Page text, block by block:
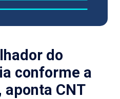
do
conforme a
aponta CNT